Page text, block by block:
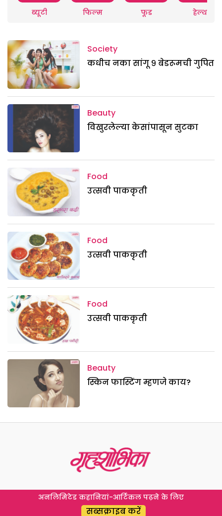
ब्यूटी फिल्म फूड हेल्थ
Society
कधीच नका सांगू ९ बेडरूमची गुपित
Beauty
विखुरलेल्या केसांपासून सुटका
Food
उत्सवी पाककृती
Food
उत्सवी पाककृती
Food
उत्सवी पाककृती
Beauty
स्किन फास्टिंग म्हणजे काय?
अनलिमिटेड कहानियां-आर्टिकल पढ़ने के लिए
सब्सक्राइब करें